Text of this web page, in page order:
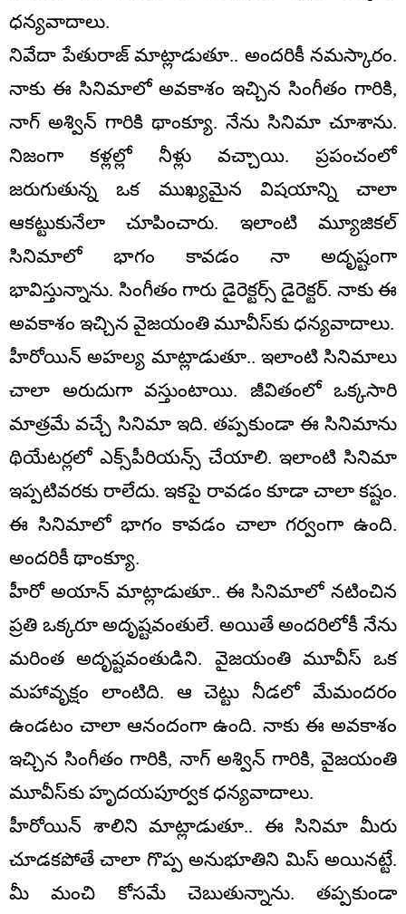
ధన్యవాదాలు.
నివేదా పేతురాజ్ మాట్లాడుతూ.. అందరికీ నమస్కారం.
నాకు ఈ సినిమాలో అవకాశం ఇచ్చిన సింగీతం గారికి,
నాగ్ అశ్విన్ గారికి థాంక్యూ. నేను సినిమా చూశాను.
నిజంగా కళ్లల్లో నీళ్లు వచ్చాయి. ప్రపంచంలో
జరుగుతున్న ఒక ముఖ్యమైన విషయాన్ని చాలా
ఆకట్టుకునేలా చూపించారు. ఇలాంటి మ్యూజికల్
సినిమాలో భాగం కావడం నా అదృష్టంగా
భావిస్తున్నాను. సింగీతం గారు డైరెక్టర్స్ డైరెక్టర్. నాకు ఈ
అవకాశం ఇచ్చిన వైజయంతి మూవీస్‌కు ధన్యవాదాలు.
హీరోయిన్ అహల్య మాట్లాడుతూ.. ఇలాంటి సినిమాలు
చాలా అరుదుగా వస్తుంటాయి. జీవితంలో ఒక్కసారి
మాత్రమే వచ్చే సినిమా ఇది. తప్పకుండా ఈ సినిమాను
థియేటర్లలో ఎక్స్‌పీరియన్స్ చేయాలి. ఇలాంటి సినిమా
ఇప్పటివరకు రాలేదు. ఇకపై రావడం కూడా చాలా కష్టం.
ఈ సినిమాలో భాగం కావడం చాలా గర్వంగా ఉంది.
అందరికీ థాంక్యూ.
హీరో అయాన్ మాట్లాడుతూ.. ఈ సినిమాలో నటించిన
ప్రతి ఒక్కరూ అదృష్టవంతులే. అయితే అందరిలోకీ నేను
మరింత అదృష్టవంతుడిని. వైజయంతి మూవీస్ ఒక
మహావృక్షం లాంటిది. ఆ చెట్టు నీడలో మేమందరం
ఉండటం చాలా ఆనందంగా ఉంది. నాకు ఈ అవకాశం
ఇచ్చిన సింగీతం గారికి, నాగ్ అశ్విన్ గారికి, వైజయంతి
మూవీస్‌కు హృదయపూర్వక ధన్యవాదాలు.
హీరోయిన్ శాలిని మాట్లాడుతూ.. ఈ సినిమా మీరు
చూడకపోతే చాలా గొప్ప అనుభూతిని మిస్ అయినట్టే.
మీ మంచి కోసమే చెబుతున్నాను. తప్పకుండా